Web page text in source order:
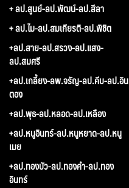
+ ลป.สูนย์-ลป.พัฒน์-ลป.สีลา
+ ลป.ไม-ลป.สมเกียรติ-ลป.พิชิต
+ลป.สาย-ลป.สรวง-ลป.แสง-
ลป.สมศรี
+ลป.เกลี้ยง-ลพ.จรัญ-ลป.คีบ-ลป.อิน
ตอง
+ลป.พุธ-ลป.หลอด-ลป.เหลือง
+ลป.หนูอินทร์-ลป.หนูหยาด-ลป.หนู
เมย
+ลป.ทองบัว-ลป.ทองคำ-ลป.ทอง
อินทร์